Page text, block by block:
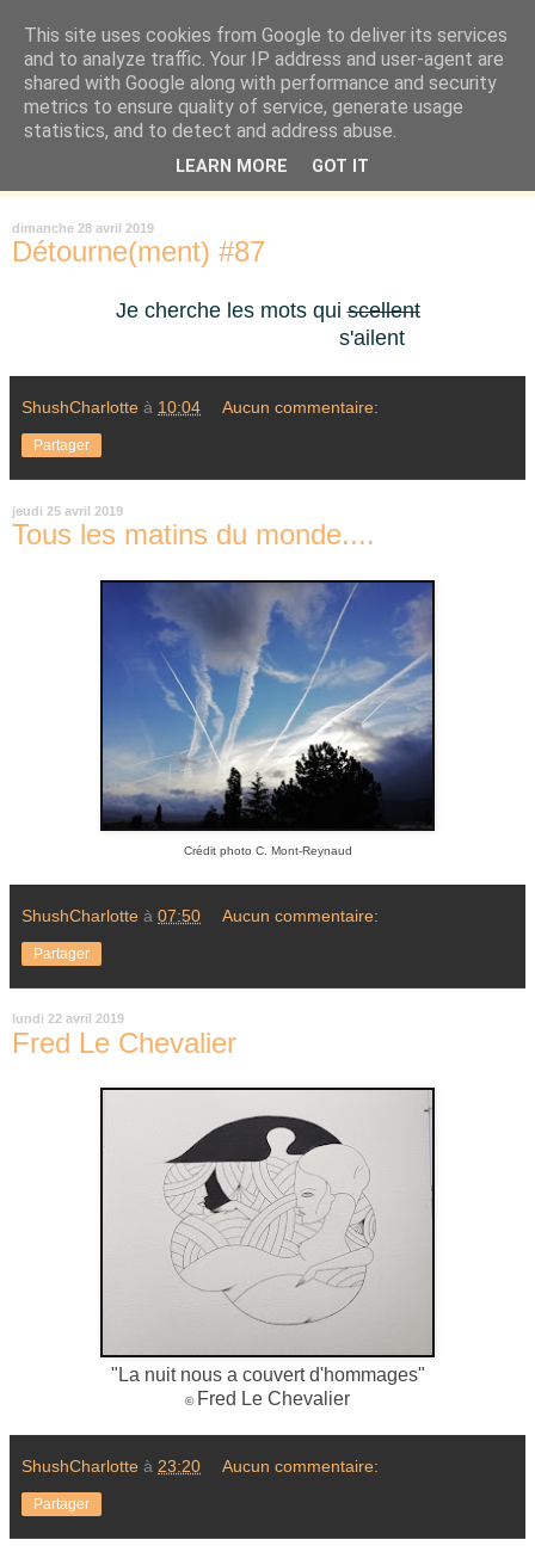
Là où je suis née
"Les temps sont durs pour les rêveurs" mais shush shush,
j'ai le cœur à l'affût et j'ouvre mon carnet de peau. « Soyez
vous-même, tous les autres sont déjà pris. » Oscar Wilde
dimanche 28 avril 2019
Détourne(ment) #87
Je cherche les mots quiscellent
s'ailent
ShushCharlotte à 10:04 Aucun commentaire:
Partager
jeudi 25 avril 2019
Tous les matins du monde....
Crédit photo C. Mont-Reynaud
ShushCharlotte à 07:50 Aucun commentaire:
Partager
lundi 22 avril 2019
Fred Le Chevalier
"La nuit nous a couvert d'hommages"
© Fred Le Chevalier
ShushCharlotte à 23:20 Aucun commentaire:
Partager
This site uses cookies from Google to deliver its services
and to analyze traffic. Your IP address and user-agent are
shared with Google along with performance and security
metrics to ensure quality of service, generate usage
statistics, and to detect and address abuse.
LEARN MORE GOT IT